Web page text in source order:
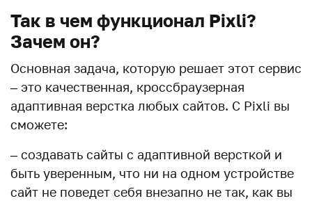
Так в чем функционал Pixli?
Зачем он?
Основная задача, которую решает этот сервис
– это качественная, кроссбраузерная
адаптивная верстка любых сайтов. С Pixli вы
сможете:
– создавать сайты с адаптивной версткой и
быть уверенным, что ни на одном устройстве
сайт не поведет себя внезапно не так, как вы